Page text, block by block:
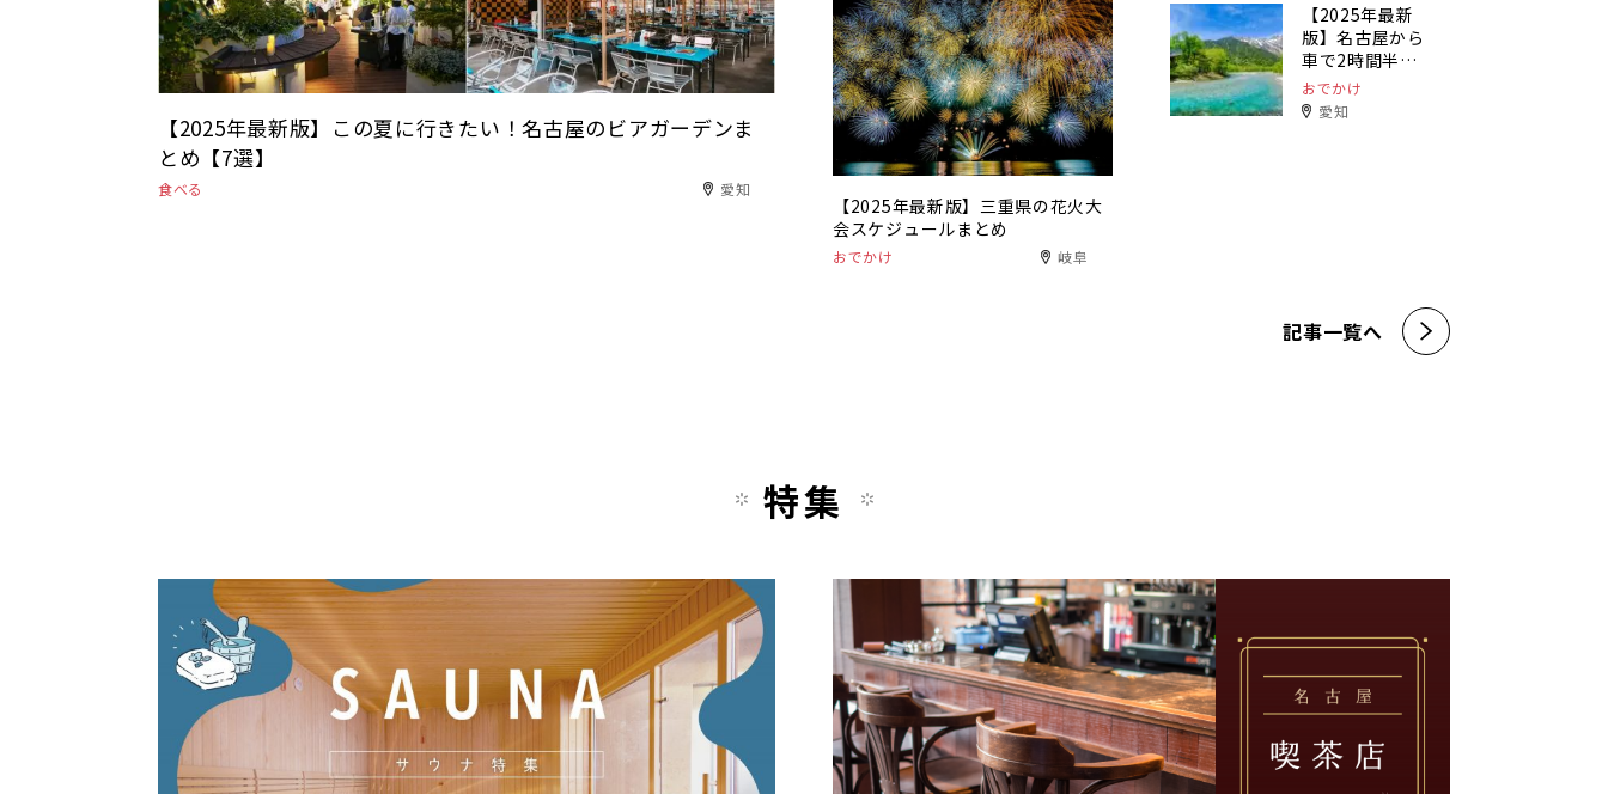
【2025年最新版】この夏に行きたい！名古屋のビアガーデンま
とめ【7選】
食べる 愛知
【2025年最新版】三重県の花火大
会スケジュールまとめ
おでかけ 岐阜
【2025年最新
版】名古屋から
車で2時間半以
内で行ける避暑
地特集！32選
おでかけ
愛知
記事一覧へ
特集